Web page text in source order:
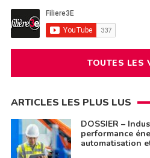
TOUTES LES
ARTICLES LES PLUS LUS
DOSSIER –
performance
automatisation